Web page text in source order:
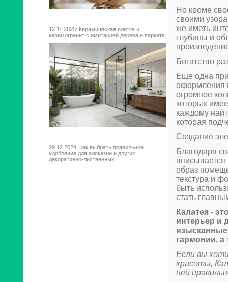
12.11.2025: Керамическая плитка и
керамогранит с имитацией дерева и паркета
29.12.2024: Как выбрать правильное
удобрение для алоказии и других
декоративно-лиственных
Но кроме
своими
же иметь
глубины и
Богатство
Еще одна
оформления
огромное
которых
каждому
которая
Создание
Благодаря
вписывается
образ
текстура и
быть
стать
Калатея -
интерьер и
гармонии, а
Если вы
красоты,
ней